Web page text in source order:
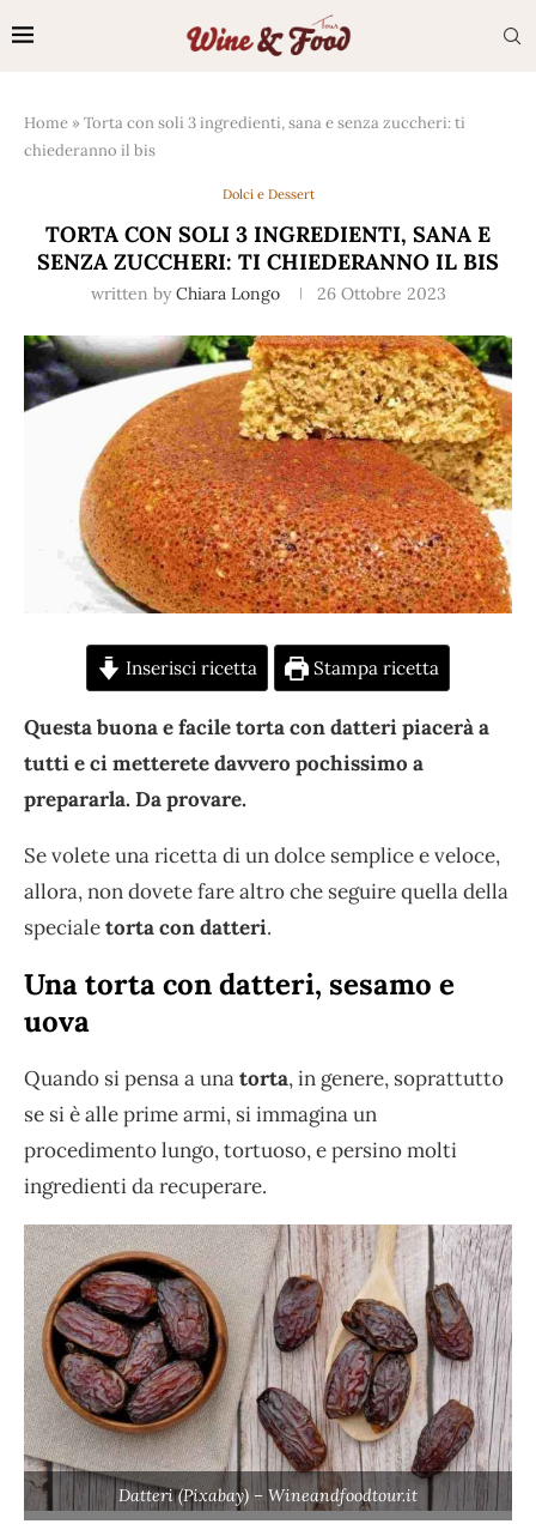
Home »Torta con soli 3 ingredienti, sana e senza zuccheri: ti
chiederanno il bis
Dolci e Dessert
TORTA CON SOLI 3 INGREDIENTI, SANA E
SENZA ZUCCHERI: TI CHIEDERANNO IL BIS
written by Chiara Longo 26 Ottobre 2023
Inserisci ricetta Stampa ricetta
Questa buona e facile torta con datteri piacerà a
tutti e ci metterete davvero pochissimo a
prepararla. Da provare.
Se volete una ricetta di un dolce semplice e veloce,
allora, non dovete fare altro che seguire quella della
specialetorta con datteri.
Una torta con datteri, sesamo e
uova
Quando si pensa a unatorta, in genere, soprattutto
se si è alle prime armi, si immagina un
procedimento lungo, tortuoso, e persino molti
ingredienti da recuperare.
Datteri (Pixabay) – Wineandfoodtour.it